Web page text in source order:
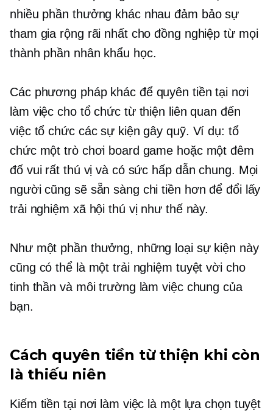
nhiều phần thưởng khác nhau đảm bảo sự
tham gia rộng rãi nhất cho đồng nghiệp từ mọi
thành phần nhân khẩu học.
Các phương pháp khác để quyên tiền tại nơi
làm việc cho tổ chức từ thiện liên quan đến
việc tổ chức các sự kiện gây quỹ. Ví dụ: tổ
chức một trò chơi board game hoặc một đêm
đố vui rất thú vị và có sức hấp dẫn chung. Mọi
người cũng sẽ sẵn sàng chi tiền hơn để đổi lấy
trải nghiệm xã hội thú vị như thế này.
Như một phần thưởng, những loại sự kiện này
cũng có thể là một trải nghiệm tuyệt vời cho
tinh thần và môi trường làm việc chung của
bạn.
Cách quyên tiền từ thiện khi còn
là thiếu niên
Kiếm tiền tại nơi làm việc là một lựa chọn tuyệt